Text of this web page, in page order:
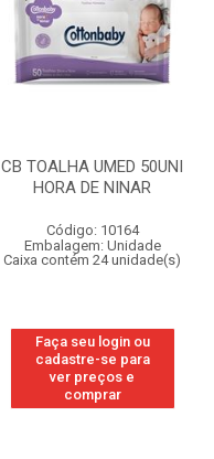
CB TOALHA UMED 50UNI
HORA DE NINAR
Código: 10164
Embalagem: Unidade
Caixa contém 24 unidade(s)
Faça seu login ou
cadastre-se para
ver preços e
comprar